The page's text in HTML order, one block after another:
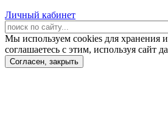
Личный кабинет
Мы используем cookies для
соглашаетесь с этим, используя сайт
Согласен, закрыть